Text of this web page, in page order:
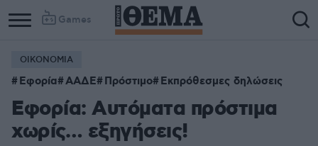
Games
ΟΙΚΟΝΟΜΙΑ
Εφορία ΑΑΔΕ Πρόστιμο Εκπρόθεσμες δηλώσεις
Εφορία: Αυτόματα πρόστιμα
χωρίς… εξηγήσεις!